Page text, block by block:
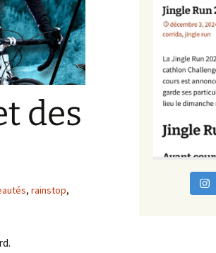
des
, rainstop,